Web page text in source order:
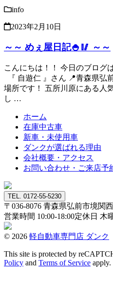
info
2023年2月10日
～～ めぇ屋日記🍚🥢 ～～
こんにちは！！ 今日のブログ
『 自遊仁 』さん 📍青森県弘
場所です！ 五所川原にある人
し …
ホーム
在庫中古車
新車・未使用車
ダンクが選ばれる理由
会社概要・アクセス
お問い合わせ・ご来店予
TEL. 0172-55-5230
〒036-8076 青森県弘前市境関
営業時間 10:00-18:00定休日 木
© 2026 軽自動車専門店 ダンク
This site is protected by
Policy and Terms of Service apply.